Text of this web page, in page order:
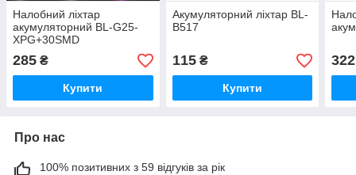
Налобний ліхтар
акумуляторний BL-G25-
XPG+30SMD
285 ₴
Купити
Акумуляторний ліхтар BL-
B517
115₴
Купити
322
Про нас
100% позитивних з 59 відгуків за рік